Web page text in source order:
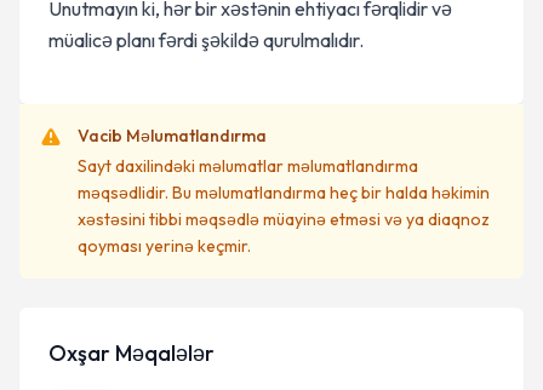
Unutmayın ki, hər bir xəstənin ehtiyacı fərqlidir və
müalicə planı fərdi şəkildə qurulmalıdır.
Vacib Məlumatlandırma
Sayt daxilindəki məlumatlar məlumatlandırma
məqsədlidir. Bu məlumatlandırma heç bir halda həkimin
xəstəsini tibbi məqsədlə müayinə etməsi və ya diaqnoz
qoyması yerinə keçmir.
Oxşar Məqalələr